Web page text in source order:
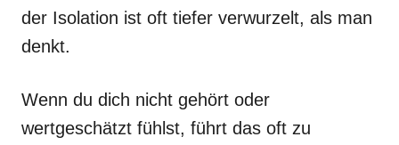
der Isolation ist oft tiefer verwurzelt, als man
denkt.
Wenn du dich nicht gehört oder
wertgeschätzt fühlst, führt das oft zu